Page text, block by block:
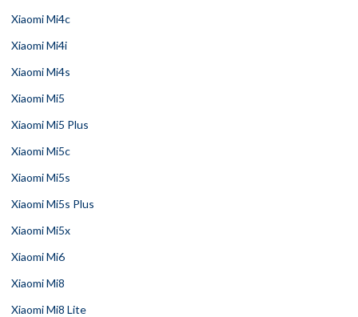
Xiaomi Mi4c
Xiaomi Mi4i
Xiaomi Mi4s
Xiaomi Mi5
Xiaomi Mi5 Plus
Xiaomi Mi5c
Xiaomi Mi5s
Xiaomi Mi5s Plus
Xiaomi Mi5x
Xiaomi Mi6
Xiaomi Mi8
Xiaomi Mi8 Lite